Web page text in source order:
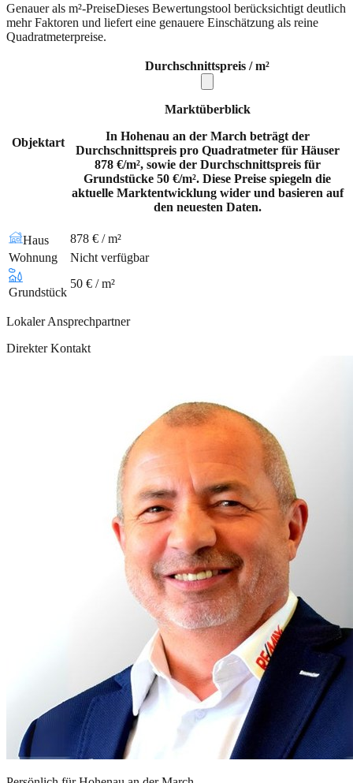
Genauer als m²-PreiseDieses Bewertungstool berücksichtigt deutlich
mehr Faktoren und liefert eine genauere Einschätzung als reine
Quadratmeterpreise.
Objektart
Durchschnittspreis / m²
Marktüberblick
In Hohenau an der March beträgt der
Durchschnittspreis pro Quadratmeter für Häuser
878 €/m², sowie der Durchschnittspreis für
Grundstücke 50 €/m². Diese Preise spiegeln die
aktuelle Marktentwicklung wider und basieren auf
den neuesten Daten.
Haus
878 € / m²
Wohnung
Nicht verfügbar
Grundstück
50 € / m²
Lokaler Ansprechpartner
Direkter Kontakt